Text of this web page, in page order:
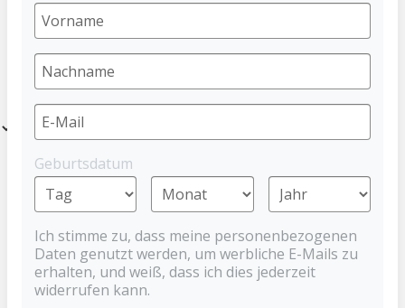
Entdecke eine Auswahl an Night Schnullern, die in der Nacht
Geburtsdatum
Ich stimme zu, dass meine personenbezogenen
Daten genutzt werden, um werbliche E-Mails zu
erhalten, und weiß, dass ich dies jederzeit
widerrufen kann.